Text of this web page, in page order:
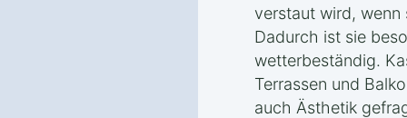
verstaut wird, wenn
Dadurch ist sie
wetterbeständig.
Terrassen und
auch Ästhetik